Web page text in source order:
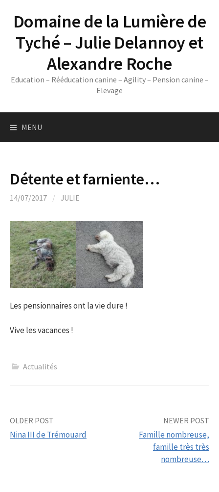
contentDomaine de la Lumière de
Tyché – Julie Delannoy et
Alexandre Roche
Education – Rééducation canine – Agility – Pension canine –
Elevage
MENU
Détente et farniente…
14/07/2017 / JULIE
Les pensionnaires ont la vie dure !
Vive les vacances !
Actualités
Post
OLDER POST
Nina III de Trémouard
NEWER POST
Famille nombreuse,
famille très très
nombreuse…